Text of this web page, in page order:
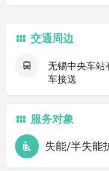
交通周边
无锡中央车站
车接送
服务对象
失能/半失能